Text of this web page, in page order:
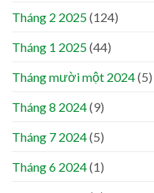
Tháng 2 2025(124)
Tháng 1 2025(44)
Tháng mười một 2024(5)
Tháng 8 2024(9)
Tháng 7 2024(5)
Tháng 6 2024(1)